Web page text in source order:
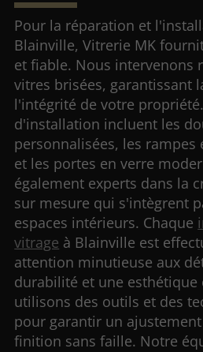
Pour la réparation et
Blainville, Vitrerie MK
et fiable. Nous intervenons
vitres brisées, garantissant
l'intégrité de votre
d'installation incluent les
personnalisées, les rampes
et les portes en verre
également experts dans la
sur mesure qui s'intègrent
espaces intérieurs. Chaque
vitrage à Blainville est
attention minutieuse aux
durabilité et une esthétique
utilisons des outils et des
pour garantir un
finition sans faille. Notre